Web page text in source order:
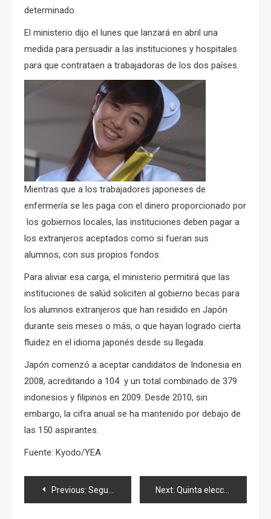
determinado.
El ministerio dijo el lunes que lanzará en abril una
medida para persuadir a las instituciones y hospitales
para que contrataen a trabajadoras de los dos países.
Mientras que a los trabajadores japoneses de
enfermería se les paga con el dinero proporcionado por
los gobiernos locales, las instituciones deben pagar a
los extranjeros aceptados como si fueran sus
alumnos, con sus propios fondos.
Para aliviar esa carga, el ministerio permitirá que las
instituciones de salúd soliciten al gobierno becas para
los alumnos extranjeros que han residido en Japón
durante seis meses o más, o que hayan logrado cierta
fluidez en el idioma japonés desde su llegada.
Japón comenzó a aceptar candidatos de Indonesia en
2008, acreditando a 104 y un total combinado de 379
indonesios y filipinos en 2009. Desde 2010, sin
embargo, la cifra anual se ha mantenido por debajo de
las 150 aspirantes.
Fuente: Kyodo/YEA
Navegación
Previous: Segunda temporada de NMB48, Kasai en dorama y Maeda en festival de cine Next: Quinta elección Senbatsu de AKB, manga de «Megu-tan» y felíces 19 de «Mayuyu»